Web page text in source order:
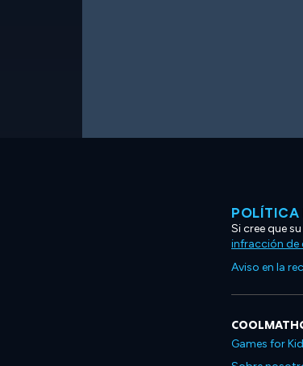
POLÍTICA
Si cree que
infracción de
Aviso en la
Games for